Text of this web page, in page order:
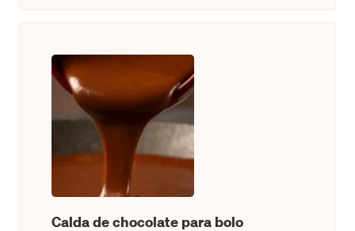
Calda de chocolate para bolo